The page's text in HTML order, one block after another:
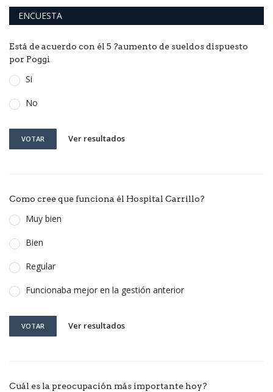
ENCUESTA
Está de acuerdo con él 5 ?aumento de sueldos dispuesto
por Poggi
Si
No
VOTAR Ver resultados
Como cree que funciona él Hospital Carrillo?
Muy bien
Bien
Regular
Funcionaba mejor en la gestión anterior
VOTAR Ver resultados
Cuál es la preocupación más importante hoy?